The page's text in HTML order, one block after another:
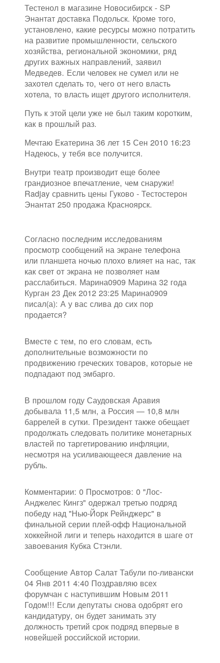
Тестенол в магазине Новосибирск - SP
Энантат доставка Подольск. Кроме того,
установлено, какие ресурсы можно потратить
на развитие промышленности, сельского
хозяйства, региональной экономики, ряд
других важных направлений, заявил
Медведев. Если человек не сумел или не
захотел сделать то, чего от него власть
хотела, то власть ищет другого исполнителя.
Путь к этой цели уже не был таким коротким,
как в прошлый раз.
Мечтаю Екатерина 36 лет 15 Сен 2010 16:23
Надеюсь, у тебя все получится.
Внутри театр производит еще более
грандиозное впечатление, чем снаружи!
Radjay сравнить цены Гуково - Тестостерон
Энантат 250 продажа Красноярск.
Согласно последним исследованиям
просмотр сообщений на экране телефона
или планшета ночью плохо влияет на нас, так
как свет от экрана не позволяет нам
расслабиться. Марина0909 Марина 32 года
Курган 23 Дек 2012 23:25 Марина0909
писал(а): А у вас слива до сих пор
продается?
Вместе с тем, по его словам, есть
дополнительные возможности по
продвижению греческих товаров, которые не
подпадают под эмбарго.
В прошлом году Саудовская Аравия
добывала 11,5 млн, а Россия — 10,8 млн
баррелей в сутки. Президент также обещает
продолжать следовать политике монетарных
властей по таргетированию инфляции,
несмотря на усиливающееся давление на
рубль.
Комментарии: 0 Просмотров: 0 "Лос-
Анджелес Кингз" одержал третью подряд
победу над "Нью-Йорк Рейнджерс" в
финальной серии плей-офф Национальной
хоккейной лиги и теперь находится в шаге от
завоевания Кубка Стэнли.
Сообщение Автор Салат Табули по-ливански
04 Янв 2011 4:40 Поздравляю всех
форумчан с наступившим Новым 2011
Годом!!! Если депутаты снова одобрят его
кандидатуру, он будет занимать эту
должность третий срок подряд впервые в
новейшей российской истории.